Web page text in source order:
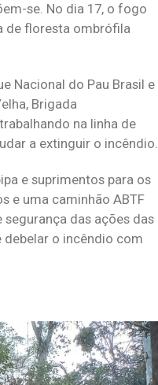
se. No dia 17, o fogo
de floresta ombrófila
Nacional do Pau Brasil e
Brigada
na linha de
a extinguir o incêndio.
e suprimentos para os
e uma caminhão ABTF
das ações das
debelar o incêndio com